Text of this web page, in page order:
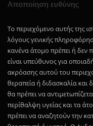
Αποποίηση ευθύνης
Το περιεχόμενο αυτής της
λόγους γενικής
κανένα άτομο πρέπει ή δεν
είναι υπεύθυνος για
ακρόασης αυτού του
θεραπεία ή διδασκαλία και
θα πρέπει να
περίθαλψη υγείας και τα
πρέπει να αναζητούν την